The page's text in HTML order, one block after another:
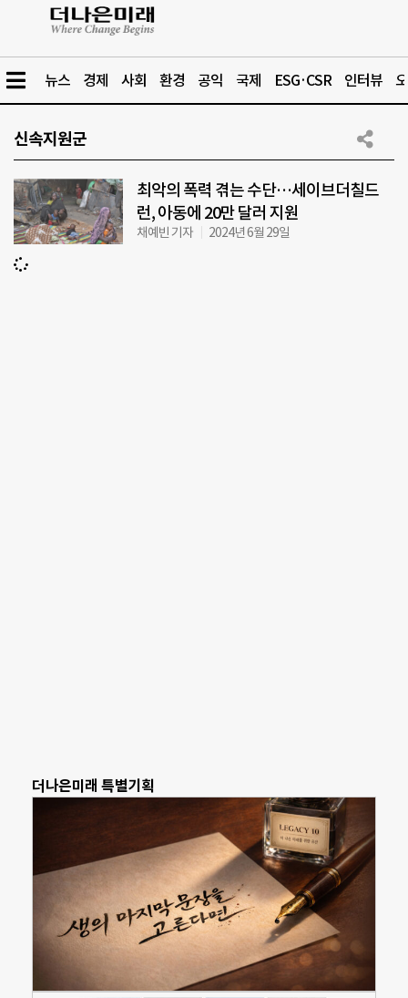
뉴스 경제 사회 환경 공익 국제 ESG·CSR 인터뷰
신속지원군
최악의 폭력 겪는 수단…세이브더칠드
런, 아동에 20만 달러 지원
채예빈 기자 2024년 6월 29일
더나은미래 특별기획